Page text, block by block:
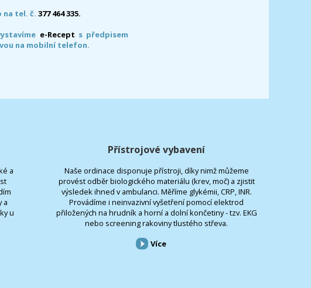
na tel. č. 377 464 335.
e-Recept s předpisem
na mobilní telefon.
a
a
u
Přístrojové vybavení
Naše ordinace disponuje přístroji, díky nimž můžeme
provést odběr biologického materiálu (krev, moč) a zjistit
výsledek ihned v ambulanci. Měříme glykémii, CRP, INR.
Provádíme i neinvazivní vyšetření pomocí elektrod
přiložených na hrudník a horní a dolní končetiny - tzv. EKG
nebo screening rakoviny tlustého střeva.
Více